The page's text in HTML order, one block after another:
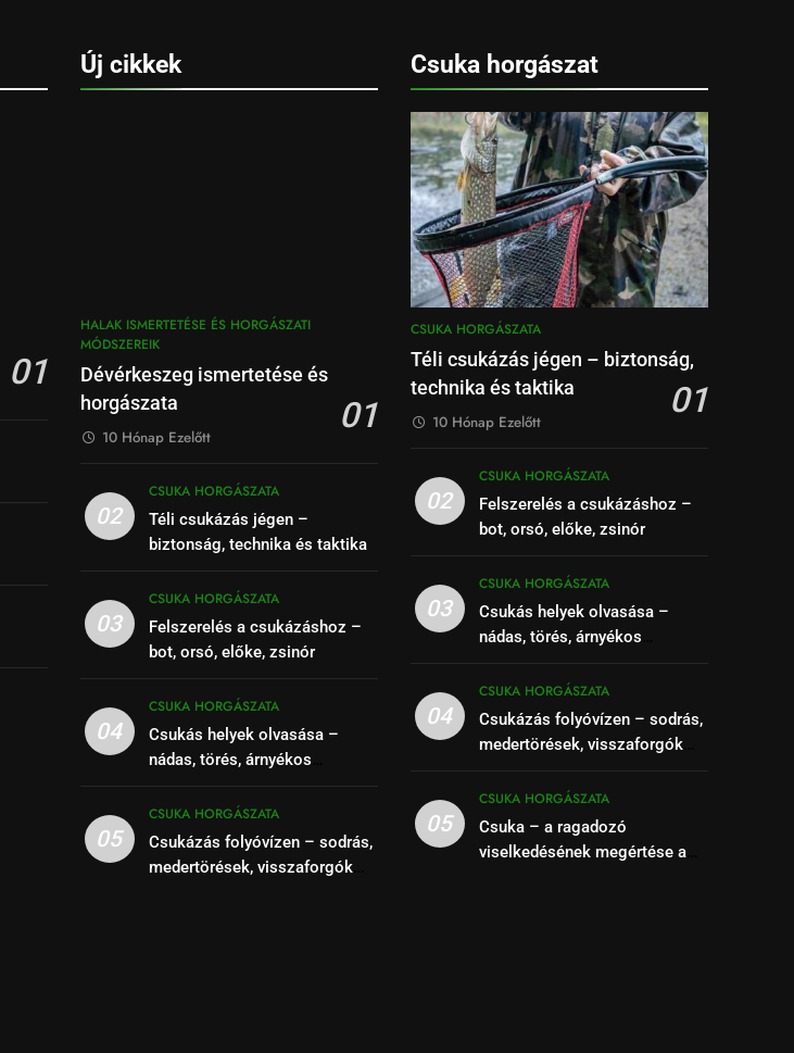
01
Új cikkek
HALAK ISMERTETÉSE ÉS HORGÁSZATI
MÓDSZEREIK
Dévérkeszeg ismertetése és
horgászata
01
10 Hónap Ezelőtt
02
CSUKA HORGÁSZATA
Téli csukázás jégen –
biztonság, technika és taktika
03
CSUKA HORGÁSZATA
Felszerelés a csukázáshoz –
bot, orsó, előke, zsinór
04
CSUKA HORGÁSZATA
Csukás helyek olvasása –
nádas, törés, árnyékos
05
CSUKA HORGÁSZATA
Csukázás folyóvízen – sodrás,
medertörések, visszaforgók
Csuka horgászat
CSUKA HORGÁSZATA
Téli csukázás jégen – biztonság,
technika és taktika
01
10 Hónap Ezelőtt
02
CSUKA HORGÁSZATA
Felszerelés a csukázáshoz –
bot, orsó, előke, zsinór
03
CSUKA HORGÁSZATA
Csukás helyek olvasása –
nádas, törés, árnyékos
04
CSUKA HORGÁSZATA
Csukázás folyóvízen – sodrás,
medertörések, visszaforgók
05
CSUKA HORGÁSZATA
Csuka – a ragadozó
viselkedésének megértése a